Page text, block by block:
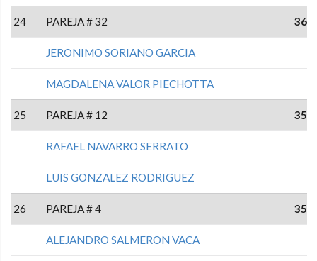
24 PAREJA # 32 36
JERONIMO SORIANO GARCIA
MAGDALENA VALOR PIECHOTTA
25 PAREJA # 12 35
RAFAEL NAVARRO SERRATO
LUIS GONZALEZ RODRIGUEZ
26 PAREJA # 4 35
ALEJANDRO SALMERON VACA